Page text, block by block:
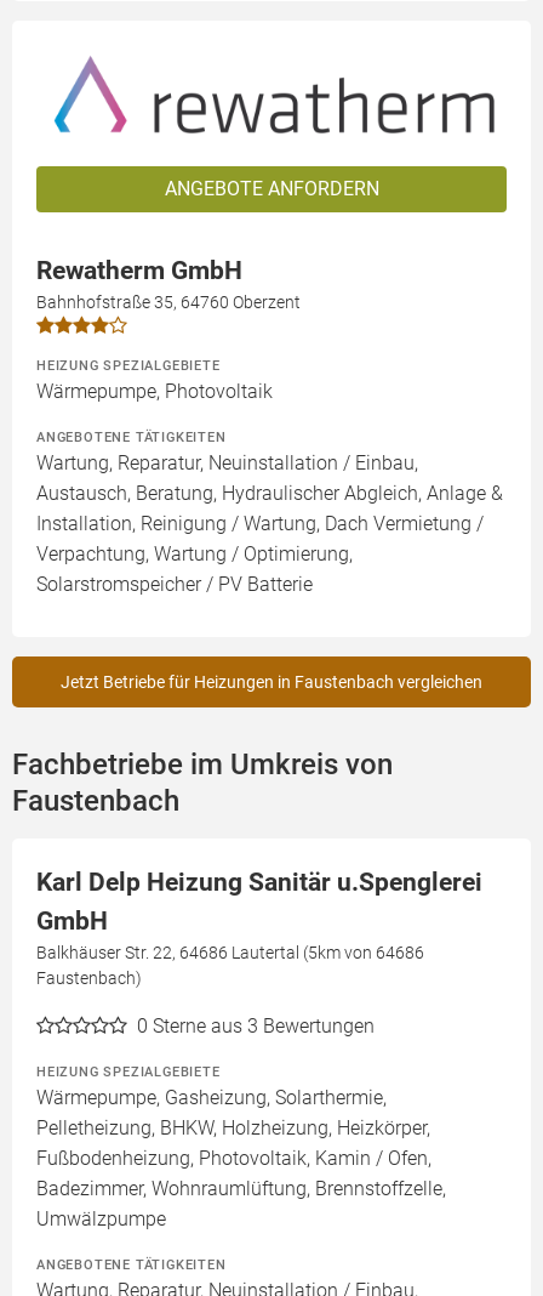
ANGEBOTE ANFORDERN
Rewatherm GmbH
Bahnhofstraße 35, 64760 Oberzent
HEIZUNG SPEZIALGEBIETE
Wärmepumpe, Photovoltaik
ANGEBOTENE TÄTIGKEITEN
Wartung, Reparatur, Neuinstallation / Einbau,
Austausch, Beratung, Hydraulischer Abgleich, Anlage &
Installation, Reinigung / Wartung, Dach Vermietung /
Verpachtung, Wartung / Optimierung,
Solarstromspeicher / PV Batterie
Jetzt Betriebe für Heizungen in Faustenbach vergleichen
Fachbetriebe im Umkreis von
Faustenbach
Karl Delp Heizung Sanitär u.Spenglerei
GmbH
Balkhäuser Str. 22, 64686 Lautertal (5km von 64686
Faustenbach)
0 Sterne aus 3 Bewertungen
HEIZUNG SPEZIALGEBIETE
Wärmepumpe, Gasheizung, Solarthermie,
Pelletheizung, BHKW, Holzheizung, Heizkörper,
Fußbodenheizung, Photovoltaik, Kamin / Ofen,
Badezimmer, Wohnraumlüftung, Brennstoffzelle,
Umwälzpumpe
ANGEBOTENE TÄTIGKEITEN
Wartung, Reparatur, Neuinstallation / Einbau,